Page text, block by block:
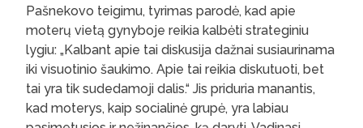
Pašnekovo teigimu, tyrimas parodė, kad apie
moterų vietą gynyboje reikia kalbėti strateginiu
lygiu: „Kalbant apie tai diskusija dažnai susiaurinama
iki visuotinio šaukimo. Apie tai reikia diskutuoti, bet
tai yra tik sudedamoji dalis.“ Jis priduria manantis,
kad moterys, kaip socialinė grupė, yra labiau